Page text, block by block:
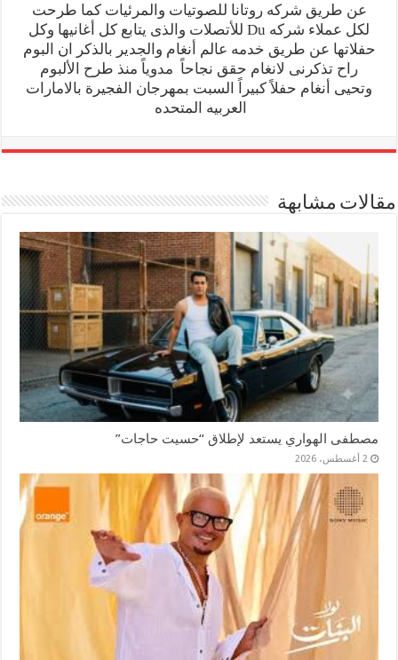
عن طريق شركه روتانا للصوتيات والمرئيات كما طرحت
لكل عملاء شركه Du للأتصلات والذى يتابع كل أغانيها وكل
حفلاتها عن طريق خدمه عالم أنغام والجدير بالذكر ان البوم
راح تذكرنى لانغام حقق نجاحاً مدوياً منذ طرح الألبوم
وتحيى أنغام حفلاً كبيراً السبت بمهرجان الفجيرة بالامارات
العربيه المتحده
مقالات مشابهة
مصطفى الهواري يستعد لإطلاق “حسيت حاجات”
2 أغسطس، 2026